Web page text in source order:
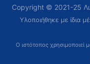
Copyright © 2021-25
Υλοποιήθηκε με ίδια
Ο ιστότοπος χρησιμοποιεί